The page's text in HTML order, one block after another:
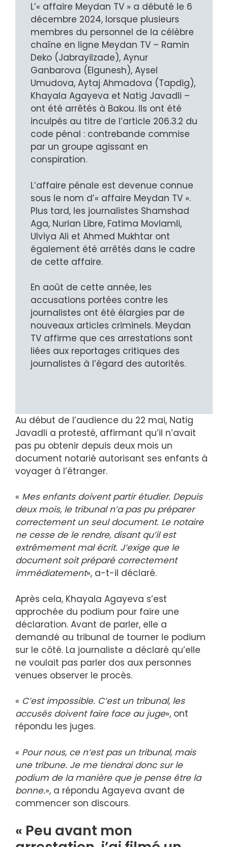
L’« affaire Meydan TV » a débuté le 6
décembre 2024, lorsque plusieurs
membres du personnel de la célèbre
chaîne en ligne Meydan TV – Ramin
Deko (Jabrayilzade), Aynur
Ganbarova (Elgunesh), Aysel
Umudova, Aytaj Ahmadova (Tapdig),
Khayala Agayeva et Natig Javadli –
ont été arrêtés à Bakou. Ils ont été
inculpés au titre de l’article 206.3.2 du
code pénal : contrebande commise
par un groupe agissant en
conspiration.
L’affaire pénale est devenue connue
sous le nom d’« affaire Meydan TV ».
Plus tard, les journalistes Shamshad
Aga, Nurlan Libre, Fatima Movlamli,
Ulviya Ali et Ahmed Mukhtar ont
également été arrêtés dans le cadre
de cette affaire.
En août de cette année, les
accusations portées contre les
journalistes ont été élargies par de
nouveaux articles criminels. Meydan
TV affirme que ces arrestations sont
liées aux reportages critiques des
journalistes à l’égard des autorités.
Au début de l’audience du 22 mai, Natig
Javadli a protesté, affirmant qu’il n’avait
pas pu obtenir depuis deux mois un
document notarié autorisant ses enfants à
voyager à l’étranger.
« Mes enfants doivent partir étudier. Depuis
deux mois, le tribunal n’a pas pu préparer
correctement un seul document. Le notaire
ne cesse de le rendre, disant qu’il est
extrêmement mal écrit. J’exige que le
document soit préparé correctement
immédiatement», a-t-il déclaré.
Après cela, Khayala Agayeva s’est
approchée du podium pour faire une
déclaration. Avant de parler, elle a
demandé au tribunal de tourner le podium
sur le côté. La journaliste a déclaré qu’elle
ne voulait pas parler dos aux personnes
venues observer le procès.
« C’est impossible. C’est un tribunal, les
accusés doivent faire face au juge», ont
répondu les juges.
« Pour nous, ce n’est pas un tribunal, mais
une tribune. Je me tiendrai donc sur le
podium de la manière que je pense être la
bonne.», a répondu Agayeva avant de
commencer son discours.
« Peu avant mon